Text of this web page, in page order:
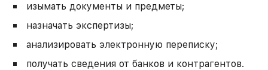
изымать документы и предметы;
назначать экспертизы;
анализировать электронную переписку;
получать сведения от банков и контрагентов.